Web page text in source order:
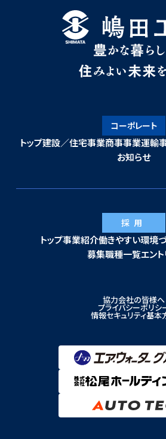
コーポレート
トップ建設／住宅事業商事事業運輸
お知らせ
採用
トップ事業紹介働きやすい環境づ
募集職種一覧エン
協力会社の皆様へ
プライバシーポリシ
情報セキュリティ基本